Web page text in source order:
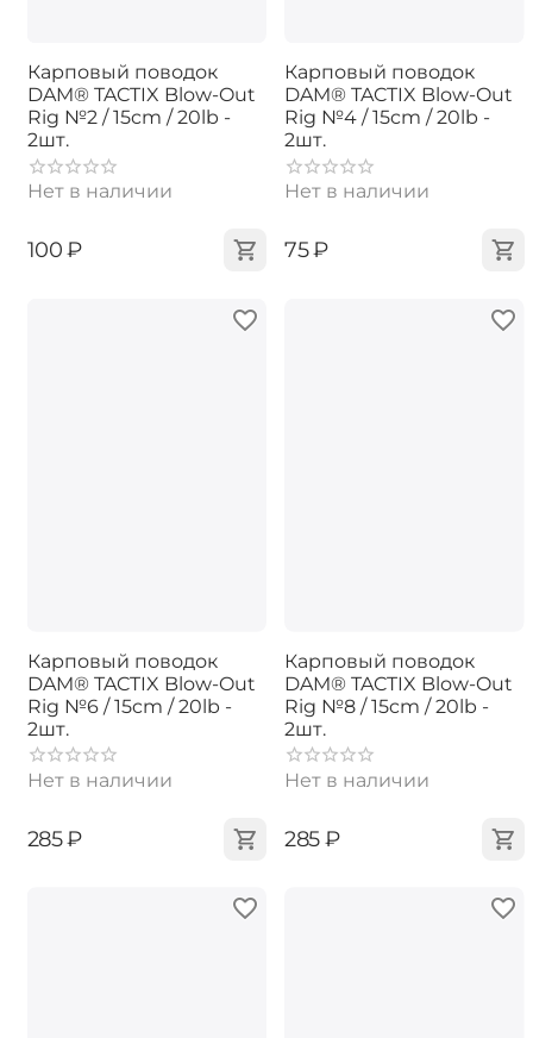
Карповый поводок
DAM® TACTIX Blow-Out
Rig №2 / 15cm / 20lb -
2шт.
Нет в наличии
‍100‍ ₽
Карповый поводок
DAM® TACTIX Blow-Out
Rig №4 / 15cm / 20lb -
2шт.
Нет в наличии
‍75‍₽
Карповый поводок
DAM® TACTIX Blow-Out
Rig №6 / 15cm / 20lb -
2шт.
Нет в наличии
‍285‍₽
Карповый поводок
DAM® TACTIX Blow-Out
Rig №8 / 15cm / 20lb -
2шт.
Нет в наличии
‍285‍₽